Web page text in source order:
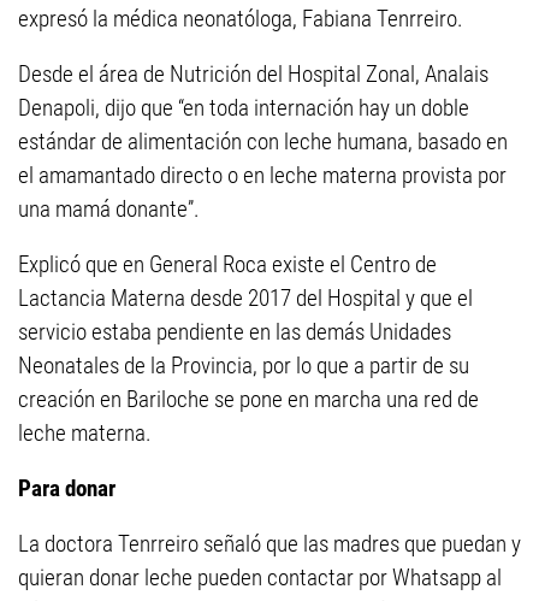
expresó la médica neonatóloga, Fabiana Tenrreiro.
Desde el área de Nutrición del Hospital Zonal, Analais
Denapoli, dijo que “en toda internación hay un doble
estándar de alimentación con leche humana, basado en
el amamantado directo o en leche materna provista por
una mamá donante”.
Explicó que en General Roca existe el Centro de
Lactancia Materna desde 2017 del Hospital y que el
servicio estaba pendiente en las demás Unidades
Neonatales de la Provincia, por lo que a partir de su
creación en Bariloche se pone en marcha una red de
leche materna.
Para donar
La doctora Tenrreiro señaló que las madres que puedan y
quieran donar leche pueden contactar por Whatsapp al